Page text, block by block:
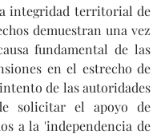
integridad territorial de
demuestran una vez
fundamental de las
en el estrecho de
de las autoridades
solicitar el apoyo de
a la 'independencia de